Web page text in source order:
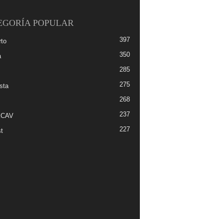
POPULAR
397
350
285
275
268
237
227